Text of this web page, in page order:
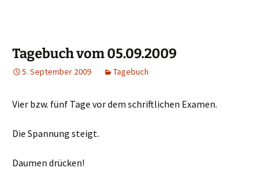
Tagebuch vom 05.09.2009
5. September 2009 Tagebuch
Vier bzw. fünf Tage vor dem schriftlichen Examen.
Die Spannung steigt.
Daumen drücken!